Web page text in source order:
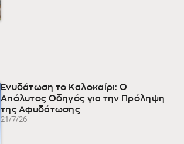
Ενυδάτωση το Καλοκαίρι: Ο
Απόλυτος Οδηγός για την Πρόληψη
της Αφυδάτωσης
21/7/26